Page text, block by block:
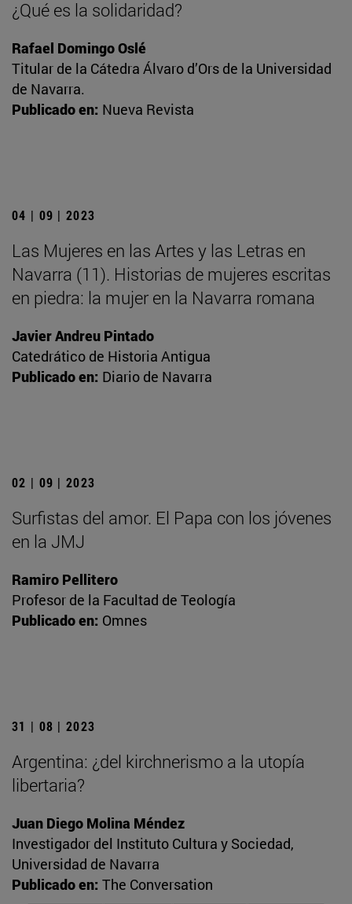
¿Qué es la solidaridad?
Rafael Domingo Oslé
Titular de la Cátedra Álvaro d’Ors de la Universidad
de Navarra.
Publicado en: Nueva Revista
04 | 09 | 2023
Las Mujeres en las Artes y las Letras en
Navarra (11). Historias de mujeres escritas
en piedra: la mujer en la Navarra romana
Javier Andreu Pintado
Catedrático de Historia Antigua
Publicado en: Diario de Navarra
02 | 09 | 2023
Surfistas del amor. El Papa con los jóvenes
en la JMJ
Ramiro Pellitero
Profesor de la Facultad de Teología
Publicado en: Omnes
31 | 08 | 2023
Argentina: ¿del kirchnerismo a la utopía
libertaria?
Juan Diego Molina Méndez
Investigador del Instituto Cultura y Sociedad,
Universidad de Navarra
Publicado en: The Conversation